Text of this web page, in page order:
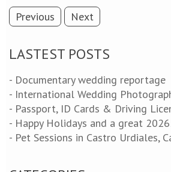
Previous Next
LASTEST POSTS
- Documentary wedding reportage
- International Wedding
- Passport, ID Cards & Driving
- Happy Holidays and a great
- Pet Sessions in Castro Urdiales,